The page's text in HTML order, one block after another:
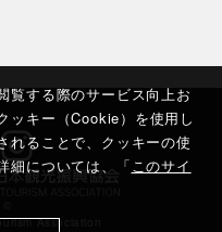
覧する際のサービス向上お
ッキー（Cookie）を使用し
れることで、クッキーの使
細については、「このサイ
Association